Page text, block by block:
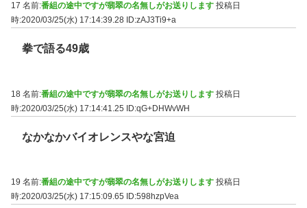
17 名前:番組の途中ですが翡翠の名無しがお送りします 投稿日
時:2020/03/25(水) 17:14:39.28 ID:zAJ3Ti9+a
拳で語る49歳
18 名前:番組の途中ですが翡翠の名無しがお送りします 投稿日
時:2020/03/25(水) 17:14:41.25 ID:qG+DHWvWH
なかなかバイオレンスやな宮迫
19 名前:番組の途中ですが翡翠の名無しがお送りします 投稿日
時:2020/03/25(水) 17:15:09.65
ID:598hzpVea